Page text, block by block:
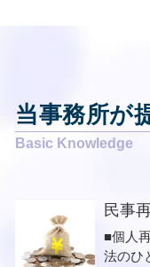
当事務所が
民事
■個人
法のひ